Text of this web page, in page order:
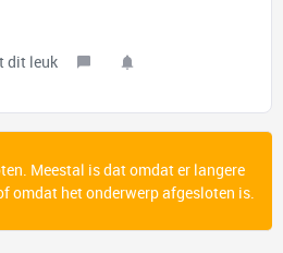
dit leuk
Meestal is dat omdat er langere
omdat het onderwerp afgesloten is.